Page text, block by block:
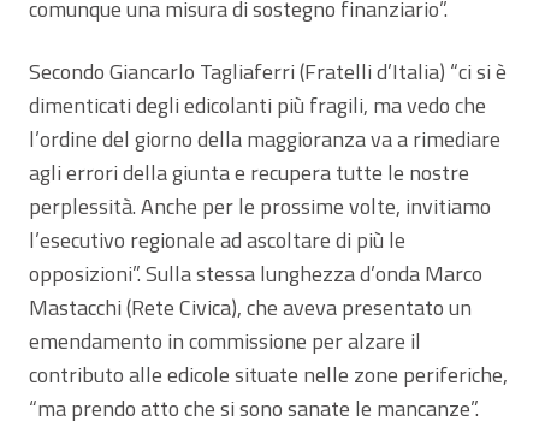
comunque una misura di sostegno finanziario”.
Secondo Giancarlo Tagliaferri (Fratelli d’Italia) “ci si è
dimenticati degli edicolanti più fragili, ma vedo che
l’ordine del giorno della maggioranza va a rimediare
agli errori della giunta e recupera tutte le nostre
perplessità. Anche per le prossime volte, invitiamo
l’esecutivo regionale ad ascoltare di più le
opposizioni”. Sulla stessa lunghezza d’onda Marco
Mastacchi (Rete Civica), che aveva presentato un
emendamento in commissione per alzare il
contributo alle edicole situate nelle zone periferiche,
“ma prendo atto che si sono sanate le mancanze”.